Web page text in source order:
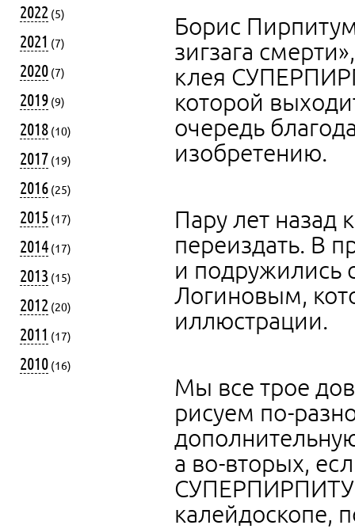
2022 (5)
2021 (7)
2020 (7)
2019 (9)
2018 (10)
2017 (19)
2016 (25)
2015 (17)
2014 (17)
2013 (15)
2012 (20)
2011 (17)
2010 (16)
Борис
зигзага
клея
которой
очередь
изобретению.
Пару лет назад
переиздать. В
и подружились
Логиновым,
иллюстрации.
Мы все трое
рисуем по-
а во-вторых,
калейдоскопе,